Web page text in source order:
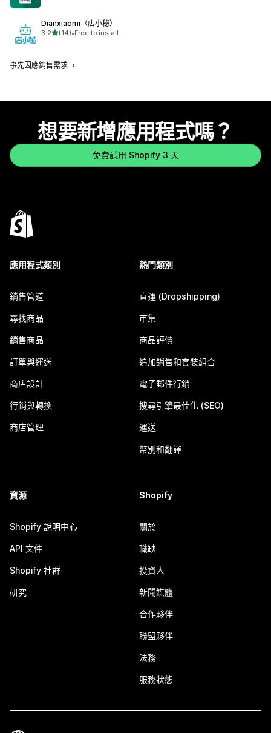
Dianxiaomi（店小秘）
3.2滿分 5 顆星
(14)
共有 14 則評價
•Free to install
事先因應銷售需求
想要新增應用程式嗎？
免費試用 Shopify 3 天
應用程式類別
銷售管道
尋找商品
銷售商品
訂單與運送
商店設計
行銷與轉換
商店管理
熱門類別
直運 (Dropshipping)
市集
商品評價
追加銷售和套裝組合
電子郵件行銷
搜尋引擎最佳化 (SEO)
運送
幣別和翻譯
資源
Shopify 說明中心
API 文件
Shopify 社群
研究
Shopify
關於
職缺
投資人
新聞媒體
合作夥伴
聯盟夥伴
法務
服務狀態